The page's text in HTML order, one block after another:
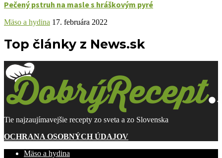
Pečený pstruh na masle s hráškovým pyré
Mäso a hydina 17. februára 2022
Top články z News.sk
Tie najzaujímavejšie recepty zo sveta a zo Slovenska
OCHRANA OSOBNÝCH ÚDAJOV
Mäso a hydina